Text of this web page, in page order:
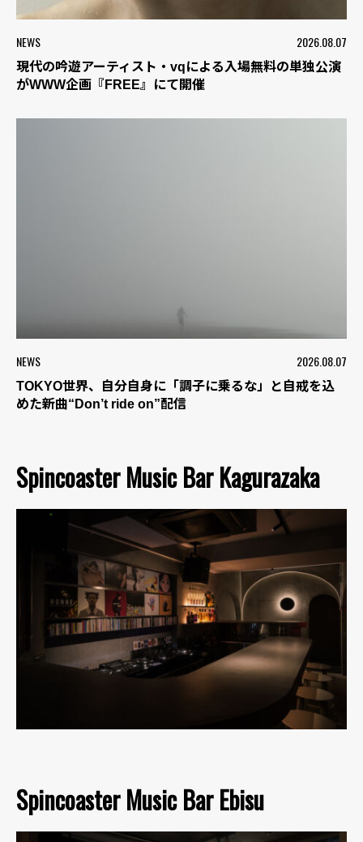
NEWS 2026.08.07
現代の吟遊アーティスト・vqによる入場無料の単独公演
がWWW企画『FREE』にて開催
NEWS 2026.08.07
TOKYO世界、自分自身に「調子に乗るな」と自戒を込
めた新曲“Don’t ride on”配信
Spincoaster Music Bar Kagurazaka
Spincoaster Music Bar Ebisu